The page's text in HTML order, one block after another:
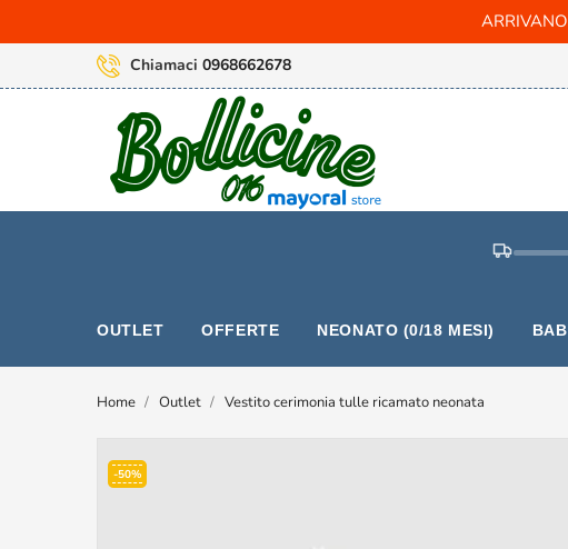
Chiamaci 0968662678
OUTLET OFFERTE NEONATO (0/18 MESI)
Home Outlet Vestito cerimonia tulle ricamato neonata
-50%